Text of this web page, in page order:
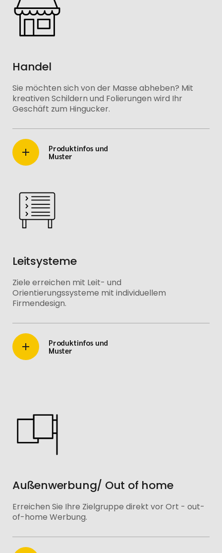
Handel
Sie möchten sich von der Masse abheben? Mit
kreativen Schildern und Folierungen wird Ihr
Geschäft zum Hingucker.
Produktinfos und
Muster
Leitsysteme
Ziele erreichen mit Leit- und
Orientierungssysteme mit individuellem
Firmendesign.
Produktinfos und
Muster
Außenwerbung/ Out of home
Erreichen Sie Ihre Zielgruppe direkt vor Ort - out-
of-home Werbung.